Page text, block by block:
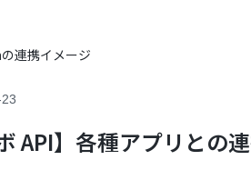
API】各種アプリとの